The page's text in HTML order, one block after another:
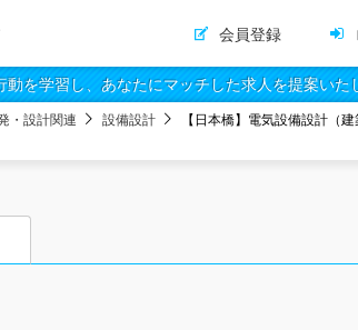
会員登録
動を学習し、あなたにマッチした求人を提案いた
・設計関連 設備設計
【日本橋】電気設備設計（